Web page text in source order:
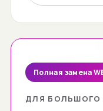
Полная замена
ДЛЯ